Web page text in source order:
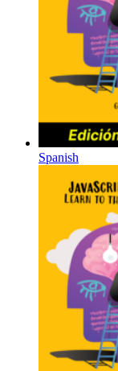
Spanish